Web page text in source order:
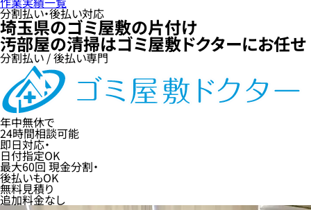
分割払い・後払い対応
埼玉県のゴミ屋敷の片付け
汚部屋の清掃はゴミ屋敷ドクターにお任せ
分割払い / 後払い専門
年中無休で
24時間相談可能
即日対応・
日付指定OK
最大60回 現金分割・
後払いもOK
無料見積り
追加料金なし